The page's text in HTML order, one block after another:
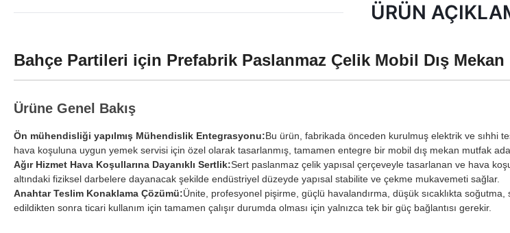
ÜRÜN
Bahçe Partileri için Prefabrik Paslanmaz Çelik Mobil Dış
Ürüne Genel Bakış
Ön mühendisliği yapılmış Mühendislik Entegrasyonu:Bu ürün, fabrikada önceden kurulmuş elektrik ve sıhhi
hava koşuluna uygun yemek servisi için özel olarak tasarlanmış, tamamen entegre bir mobil dış mekan mutfak
Ağır Hizmet Hava Koşullarına Dayanıklı Sertlik:Sert paslanmaz çelik yapısal çerçeveyle tasarlanan ve hava
altındaki fiziksel darbelere dayanacak şekilde endüstriyel düzeyde yapısal stabilite ve çekme mukavemeti sağlar.
Anahtar Teslim Konaklama Çözümü:Ünite, profesyonel pişirme, güçlü havalandırma, düşük sıcaklıkta
edildikten sonra ticari kullanım için tamamen çalışır durumda olması için yalnızca tek bir güç bağlantısı gerekir.